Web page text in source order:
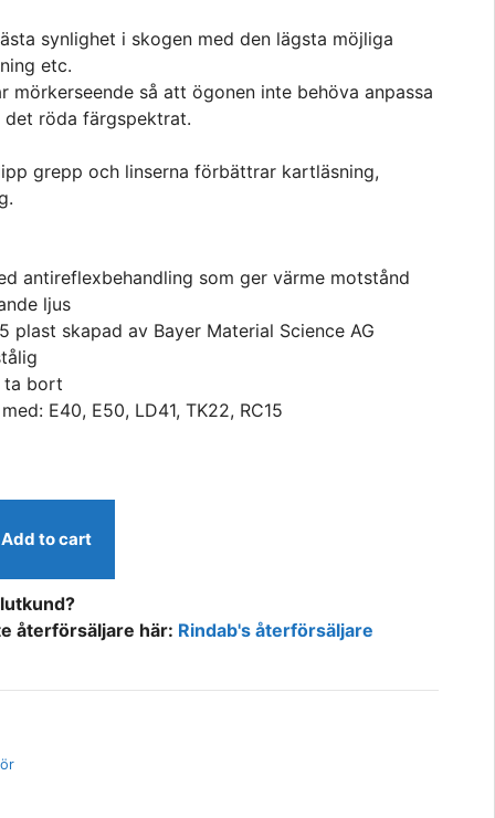
synlighet i skogen med den lägsta möjliga
etc.
mörkerseende så att ögonen inte behöva anpassa
röda färgspektrat.
grepp och linserna förbättrar kartläsning,
antireflexbehandling som ger värme motstånd
ljus
plast skapad av Bayer Material Science AG
ta bort
E40, E50, LD41, TK22, RC15
Add to cart
återförsäljare här: Rindab's återförsäljare